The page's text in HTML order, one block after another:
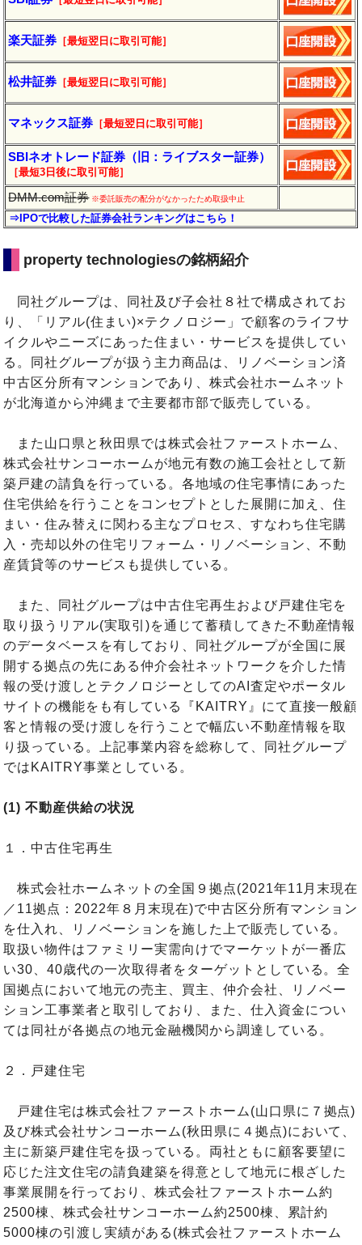
楽天証券 ［最短翌日に取引可能］
松井証券 ［最短翌日に取引可能］
マネックス証券 ［最短翌日に取引可能］
SBIネオトレード証券（旧：ライブスター証券）
［最短3日後に取引可能］
DMM.com証券※委託販売の配分がなかったため取扱中止
⇒IPOで比較した証券会社ランキングはこちら！
property technologiesの銘柄紹介
同社グループは、同社及び子会社８社で構成されてお
り、「リアル(住まい)×テクノロジー」で顧客のライフサ
イクルやニーズにあった住まい・サービスを提供してい
る。同社グループが扱う主力商品は、リノベーション済
中古区分所有マンションであり、株式会社ホームネット
が北海道から沖縄まで主要都市部で販売している。
また山口県と秋田県では株式会社ファーストホーム、
株式会社サンコーホームが地元有数の施工会社として新
築戸建の請負を行っている。各地域の住宅事情にあった
住宅供給を行うことをコンセプトとした展開に加え、住
まい・住み替えに関わる主なプロセス、すなわち住宅購
入・売却以外の住宅リフォーム・リノベーション、不動
産賃貸等のサービスも提供している。
また、同社グループは中古住宅再生および戸建住宅を
取り扱うリアル(実取引)を通じて蓄積してきた不動産情報
のデータベースを有しており、同社グループが全国に展
開する拠点の先にある仲介会社ネットワークを介した情
報の受け渡しとテクノロジーとしてのAI査定やポータル
サイトの機能をも有している『KAITRY』にて直接一般顧
客と情報の受け渡しを行うことで幅広い不動産情報を取
り扱っている。上記事業内容を総称して、同社グループ
ではKAITRY事業としている。
(1) 不動産供給の状況
１．中古住宅再生
株式会社ホームネットの全国９拠点(2021年11月末現在
／11拠点：2022年８月末現在)で中古区分所有マンション
を仕入れ、リノベーションを施した上で販売している。
取扱い物件はファミリー実需向けでマーケットが一番広
い30、40歳代の一次取得者をターゲットとしている。全
国拠点において地元の売主、買主、仲介会社、リノベー
ション工事業者と取引しており、また、仕入資金につい
ては同社が各拠点の地元金融機関から調達している。
２．戸建住宅
戸建住宅は株式会社ファーストホーム(山口県に７拠点)
及び株式会社サンコーホーム(秋田県に４拠点)において、
主に新築戸建住宅を扱っている。両社ともに顧客要望に
応じた注文住宅の請負建築を得意として地元に根ざした
事業展開を行っており、株式会社ファーストホーム約
2500棟、株式会社サンコーホーム約2500棟、累計約
5000棟の引渡し実績がある(株式会社ファーストホーム